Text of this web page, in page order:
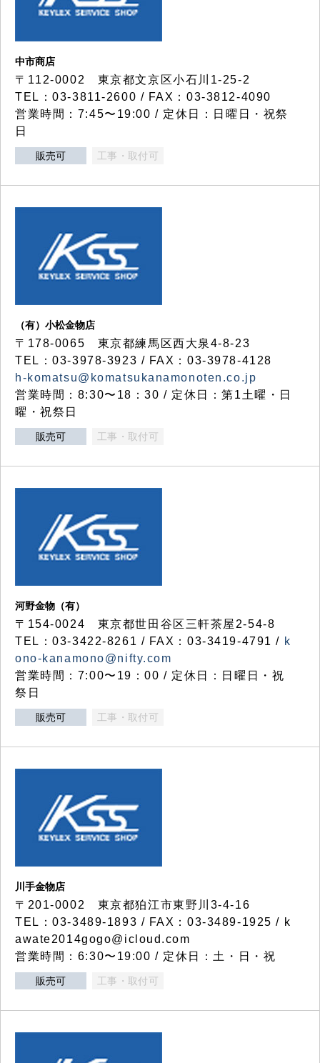
中市商店
〒112-0002 東京都文京区小石川1-25-2
TEL：03-3811-2600 / FAX：03-3812-4090
営業時間：7:45〜19:00 / 定休日：日曜日・祝祭
日
販売可 工事・取付可
（有）小松金物店
〒178-0065 東京都練馬区西大泉4-8-23
TEL：03-3978-3923 / FAX：03-3978-4128
h-komatsu@komatsukanamonoten.co.jp
営業時間：8:30〜18：30 / 定休日：第1土曜・日
曜・祝祭日
販売可 工事・取付可
河野金物（有）
〒154-0024 東京都世田谷区三軒茶屋2-54-8
TEL：03-3422-8261 / FAX：03-3419-4791 / k
ono-kanamono@nifty.com
営業時間：7:00〜19：00 / 定休日：日曜日・祝
祭日
販売可 工事・取付可
川手金物店
〒201-0002 東京都狛江市東野川3-4-16
TEL：03-3489-1893 / FAX：03-3489-1925 / k
awate2014gogo@icloud.com
営業時間：6:30〜19:00 / 定休日：土・日・祝
販売可 工事・取付可